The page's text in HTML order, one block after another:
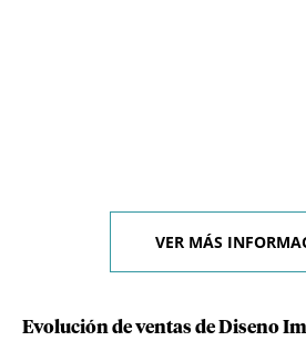
VER MÁS
Evolución de ventas de Diseno